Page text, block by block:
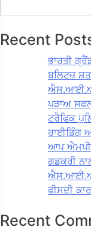
Recent
ਭਾਰਤੀ
ਬਲਿਟਜ਼
ਪੜਾਅ
ਟਰੈਫਿਕ
ਰਾਈਡਿੰਗ
ਆਪ ਐਮਪੀ
ਗਡਕਰੀ
ਫੀਸਦੀ
Recent